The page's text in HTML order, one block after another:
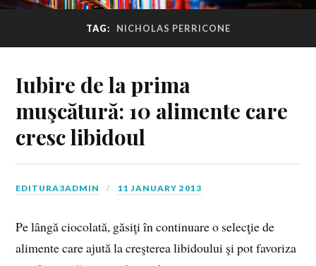
TAG: NICHOLAS PERRICONE
Iubire de la prima
muşcătură: 10 alimente care
cresc libidoul
EDITURA3ADMIN 11 JANUARY 2013
Pe lângă ciocolată, găsiţi în continuare o selecţie de
alimente care ajută la creşterea libidoului şi pot favoriza